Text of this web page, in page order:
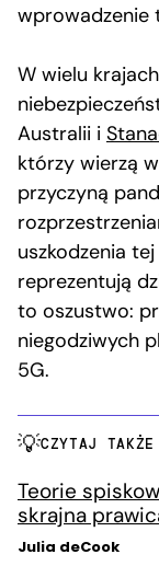
wprowadzenie
W wielu
Australii i
którzy wierzą
przyczyną
uszkodzenia
reprezentują
to oszustwo:
niegodziwych
5G.
CZYTAJ TAKŻE
Teorie
skrajna
Julia deCook